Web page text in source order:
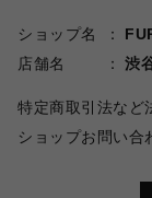
ショップ名
店舗名
渋
特定商取引法など
ショップお問い合